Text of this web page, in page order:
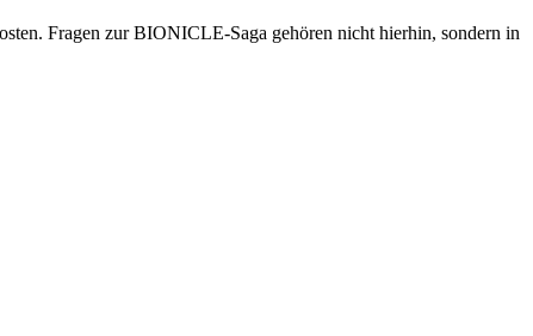
Fragen zur BIONICLE-Saga gehören nicht hierhin, sondern in